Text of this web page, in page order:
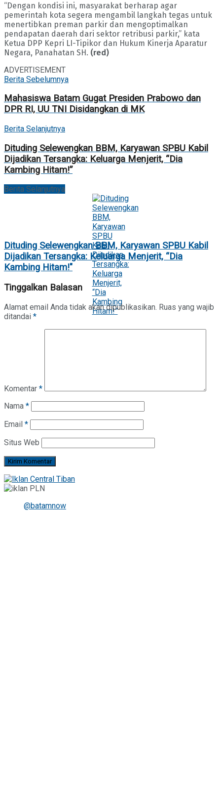
“Dengan kondisi ini, masyarakat berharap agar
pemerintah kota segera mengambil langkah tegas untuk
menertibkan preman parkir dan mengoptimalkan
pendapatan daerah dari sektor retribusi parkir,” kata
Ketua DPP Kepri LI-Tipikor dan Hukum Kinerja Aparatur
Negara, Panahatan SH. (red)
ADVERTISEMENT
Berita Sebelumnya
Mahasiswa Batam Gugat Presiden Prabowo dan
DPR RI, UU TNI Disidangkan di MK
Berita Selanjutnya
Dituding Selewengkan BBM, Karyawan SPBU Kabil
Dijadikan Tersangka: Keluarga Menjerit, “Dia
Kambing Hitam!”
Berita Selanjutnya
Dituding Selewengkan BBM, Karyawan SPBU Kabil
Dijadikan Tersangka: Keluarga Menjerit, “Dia
Kambing Hitam!"
Tinggalkan Balasan
Alamat email Anda tidak akan dipublikasikan. Ruas yang wajib
ditandai *
Komentar *
Nama *
Email *
Situs Web
@batamnow